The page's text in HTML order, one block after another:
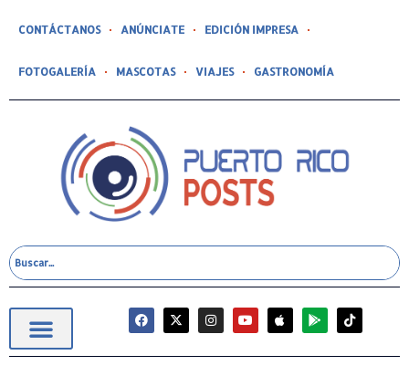
CONTÁCTANOS ANÚNCIATE EDICIÓN IMPRESA
FOTOGALERÍA MASCOTAS VIAJES GASTRONOMÍA